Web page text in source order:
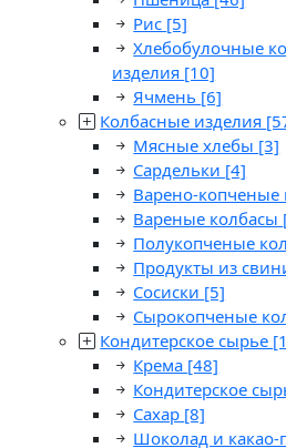
Рис [5]
Хлебобулочные
изделия [10]
Ячмень [6]
Колбасные изделия
Мясные хлебы [3]
Сардельки [4]
Варено-копченые
Вареные колбасы
Полукопченые
Продукты из
Сосиски [5]
Сырокопченые
Кондитерское сырье
Крема [48]
Кондитерское
Сахар [8]
Шоколад и